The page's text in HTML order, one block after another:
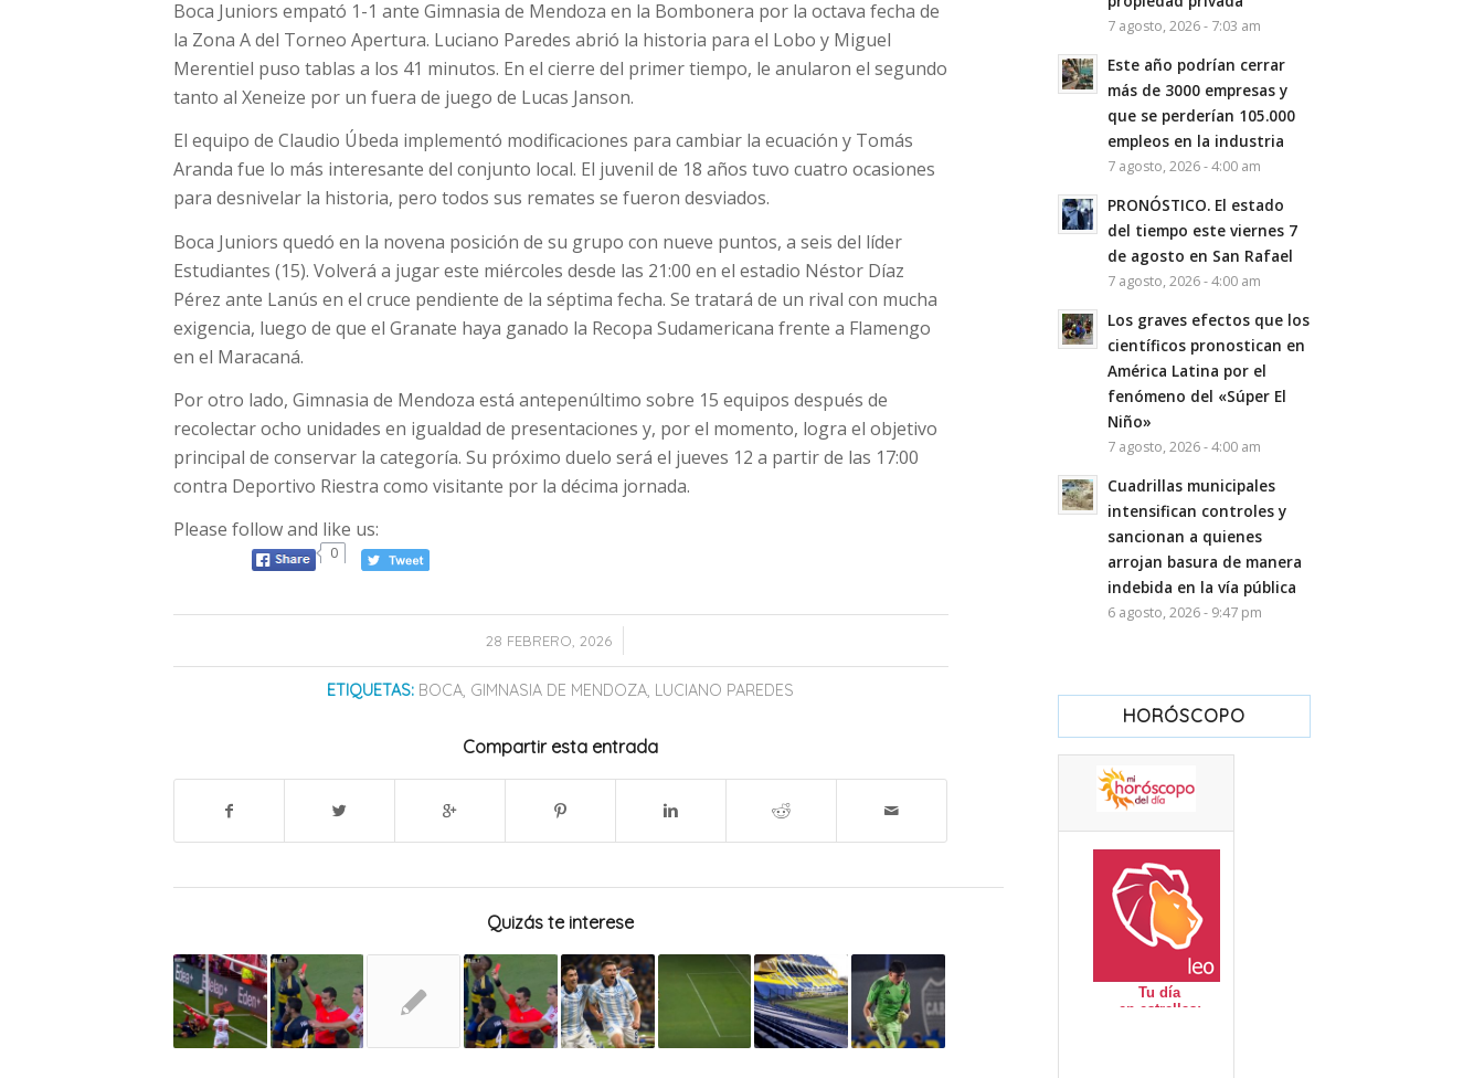
Boca Juniors empató 1-1 ante Gimnasia de Mendoza en la Bombonera por la octava fecha de
la Zona A del Torneo Apertura. Luciano Paredes abrió la historia para el Lobo y Miguel
Merentiel puso tablas a los 41 minutos. En el cierre del primer tiempo, le anularon el segundo
tanto al Xeneize por un fuera de juego de Lucas Janson.
El equipo de Claudio Úbeda implementó modificaciones para cambiar la ecuación y Tomás
Aranda fue lo más interesante del conjunto local. El juvenil de 18 años tuvo cuatro ocasiones
para desnivelar la historia, pero todos sus remates se fueron desviados.
Boca Juniors quedó en la novena posición de su grupo con nueve puntos, a seis del líder
Estudiantes (15). Volverá a jugar este miércoles desde las 21:00 en el estadio Néstor Díaz
Pérez ante Lanús en el cruce pendiente de la séptima fecha. Se tratará de un rival con mucha
exigencia, luego de que el Granate haya ganado la Recopa Sudamericana frente a Flamengo
en el Maracaná.
Por otro lado, Gimnasia de Mendoza está antepenúltimo sobre 15 equipos después de
recolectar ocho unidades en igualdad de presentaciones y, por el momento, logra el objetivo
principal de conservar la categoría. Su próximo duelo será el jueves 12 a partir de las 17:00
contra Deportivo Riestra como visitante por la décima jornada.
Please follow and like us:
0
28 FEBRERO, 2026
/
ETIQUETAS: BOCA, GIMNASIA DE MENDOZA, LUCIANO PAREDES
Compartir esta entrada
Quizás te interese
7 agosto, 2026 - 7:03 am
Este año podrían cerrar
más de 3000 empresas y
que se perderían 105.000
empleos en la industria
7 agosto, 2026 - 4:00 am
PRONÓSTICO. El estado
del tiempo este viernes 7
de agosto en San Rafael
7 agosto, 2026 - 4:00 am
Los graves efectos que los
científicos pronostican en
América Latina por el
fenómeno del «Súper El
Niño»
7 agosto, 2026 - 4:00 am
Cuadrillas municipales
intensifican controles y
sancionan a quienes
arrojan basura de manera
indebida en la vía pública
6 agosto, 2026 - 9:47 pm
HORÓSCOPO